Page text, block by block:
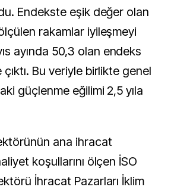
Endekste eşik değer olan
rakamlar iyileşmeyi
ayında 50,3 olan endeks
Bu veriyle birlikte genel
güçlenme eğilimi 2,5 yıla
ana ihracat
koşullarını ölçen İSO
İhracat Pazarları İklim